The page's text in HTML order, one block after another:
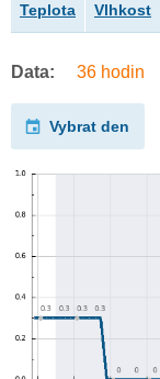
Teplota Vlhkost
Data: 36 hodin
Vybrat den